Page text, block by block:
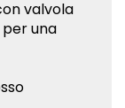
valvola
una